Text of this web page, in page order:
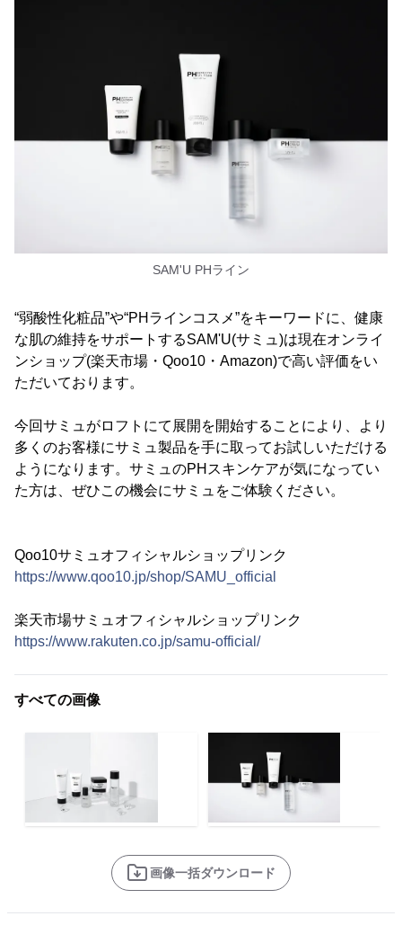
SAM'U PHライン
“弱酸性化粧品”や“PHラインコスメ”をキーワードに、健康
な肌の維持をサポートするSAM'U(サミュ)は現在オンライ
ンショップ(楽天市場・Qoo10・Amazon)で高い評価をい
ただいております。
今回サミュがロフトにて展開を開始することにより、より
多くのお客様にサミュ製品を手に取ってお試しいただける
ようになります。サミュのPHスキンケアが気になってい
た方は、ぜひこの機会にサミュをご体験ください。
Qoo10サミュオフィシャルショップリンク
https://www.qoo10.jp/shop/SAMU_official
楽天市場サミュオフィシャルショップリンク
https://www.rakuten.co.jp/samu-official/
すべての画像
画像一括ダウンロード